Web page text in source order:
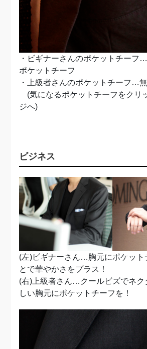
・ビギナーさんのポケットチーフ
ポケットチーフ
・上級者さんのポケットチーフ…
(気になるポケットチーフをクリ
ジへ)
ビジネス
(左)ビギナーさん…胸元にポケット
とで華やかさをプラス！
(右)上級者さん…クールビズでネク
しい胸元にポケットチーフを！